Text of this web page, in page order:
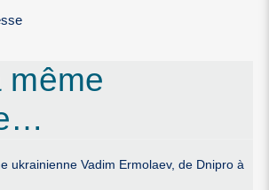
même
ukrainienne Vadim Ermolaev, de Dnipro à